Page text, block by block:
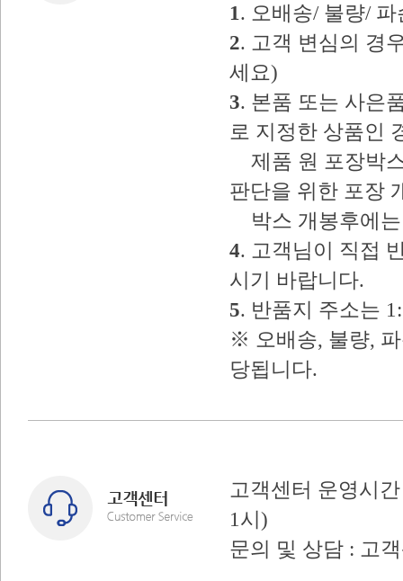
1. 오배송/ 불량/
2. 고객 변심의 경
세요)
3. 본품 또는 사은
로 지정한 상품인
제품 원 포장박
판단을 위한 포장
박스 개봉후에는
4. 고객님이 직접
시기 바랍니다.
5. 반품지 주소는
※ 오배송, 불량,
당됩니다.
고객센터 운영시
1시)
문의 및 상담 : 고